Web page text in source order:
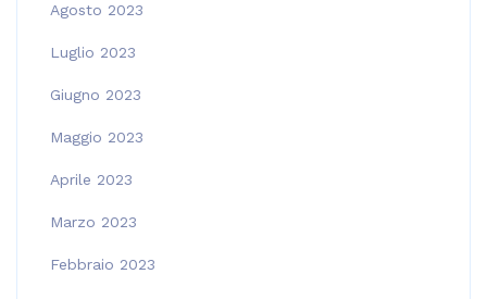
Agosto 2023
Luglio 2023
Giugno 2023
Maggio 2023
Aprile 2023
Marzo 2023
Febbraio 2023